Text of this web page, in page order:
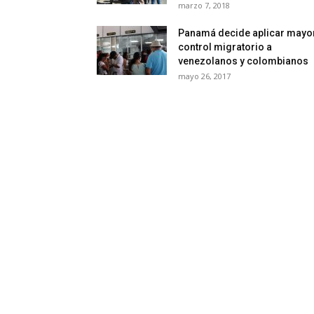
marzo 7, 2018
Panamá decide aplicar
control migratorio a
venezolanos y colombianos
mayo 26, 2017